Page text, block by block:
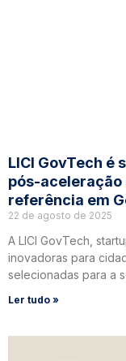
LICI GovTech é
pós-aceleração
referência em
22 de agosto de 2025
A LICI GovTech,
inovadoras para
selecionadas para a
Ler tudo »